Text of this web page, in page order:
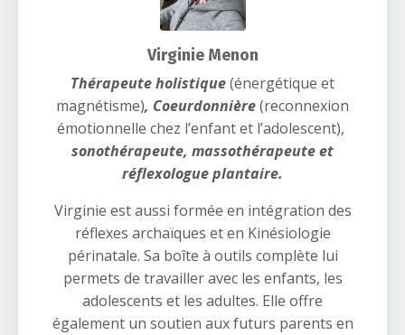
Virginie Menon
Thérapeute holistique(énergétique et
magnétisme), Coeurdonnière(reconnexion
émotionnelle chez l’enfant et l’adolescent),
sonothérapeute, massothérapeute et
réflexologue plantaire.
Virginie est aussi formée en intégration des
réflexes archaïques et en Kinésiologie
périnatale. Sa boîte à outils complète lui
permets de travailler avec les enfants, les
adolescents et les adultes. Elle offre
également un soutien aux futurs parents en